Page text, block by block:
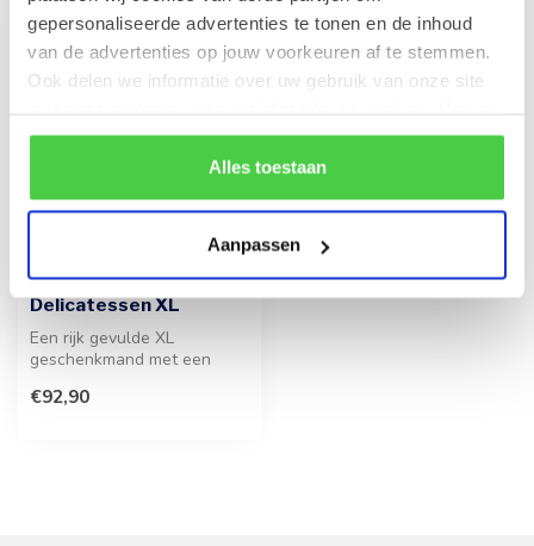
gepersonaliseerde advertenties te tonen en de inhoud
van de advertenties op jouw voorkeuren af te stemmen.
Ook delen we informatie over uw gebruik van onze site
rekening mee dat als je bepaalde cookies blokkeert, het
de correcte werking van de website kan verstoren.
Alles toestaan
Aanpassen
Geschenkmand
Delicatessen XL
Een rijk gevulde XL
geschenkmand met een
premium chocol...
€92,90